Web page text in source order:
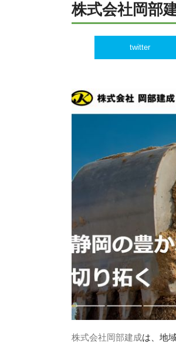
株式会社岡部
twitter
株式会社岡部建成は、地